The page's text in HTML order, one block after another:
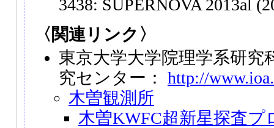
3438: SUPERNOVA 2013al
〈関連リンク〉
東京大学大学院理学系研究
究センター： http://
木曽観測所
木曽KWFC超新星探査プ